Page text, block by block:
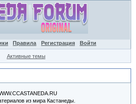
Правила Регистрация Войти
Активные темы
из мира Кастанеды.